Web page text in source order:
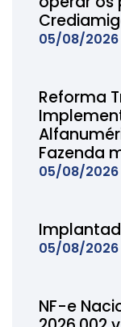
05/08/2026
Reforma
Fazenda
05/08/2026
05/08/2026
NF-e